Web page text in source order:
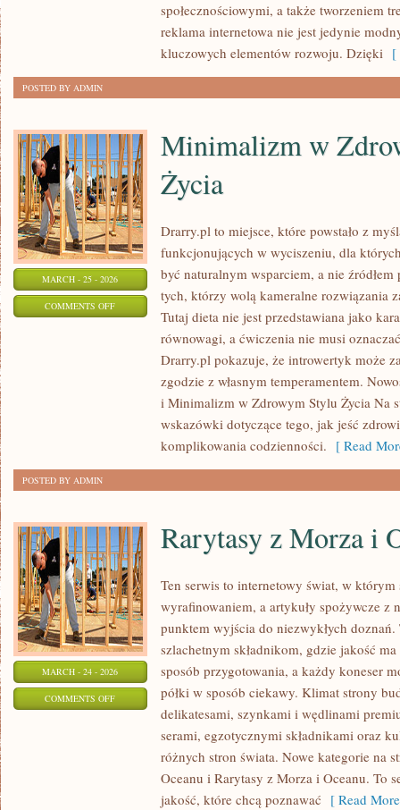
społecznościowymi, a także tworzeniem
reklama internetowa nie jest jedynie
kluczowych elementów rozwoju. Dzięki [
POSTED BY ADMIN
MARCH - 25 - 2026
COMMENTS OFFON
Minimalizm w
Życia
Drarry.pl to miejsce, które powstało z
funkcjonujących w wyciszeniu, dla
być naturalnym wsparciem, a nie
tych, którzy wolą kameralne rozwiązania
Tutaj dieta nie jest przedstawiana jako
równowagi, a ćwiczenia nie musi
Drarry.pl pokazuje, że introwertyk może
zgodzie z własnym temperamentem.
i Minimalizm w Zdrowym Stylu Życia Na
wskazówki dotyczące tego, jak jeść
komplikowania codzienności. [ Read
POSTED BY ADMIN
MARCH - 24 - 2026
COMMENTS OFFON
RARYTASY
Rarytasy z Morza i
Ten serwis to internetowy świat, w którym
wyrafinowaniem, a artykuły spożywcze z
punktem wyjścia do niezwykłych
szlachetnym składnikom, gdzie jakość
sposób przygotowania, a każdy koneser
półki w sposób ciekawy. Klimat strony
delikatesami, szynkami i wędlinami
serami, egzotycznymi składnikami oraz
różnych stron świata. Nowe kategorie na
Oceanu i Rarytasy z Morza i Oceanu. To
jakość, które chcą poznawać [ Read